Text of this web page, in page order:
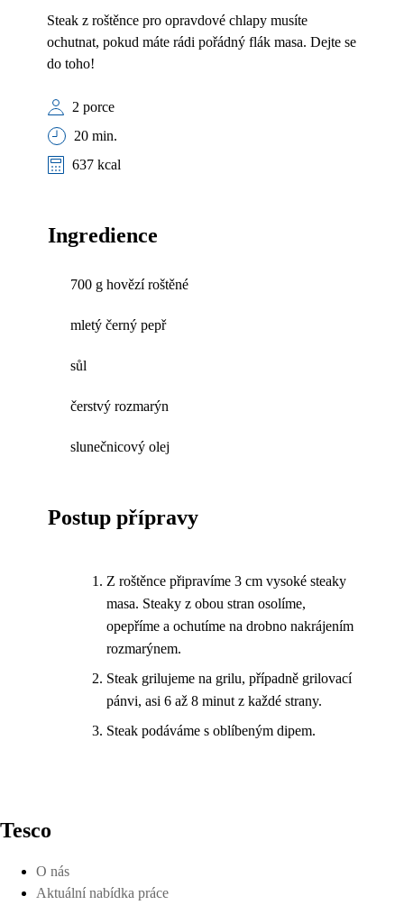
Steak z roštěnce pro opravdové chlapy musíte
ochutnat, pokud máte rádi pořádný flák masa. Dejte se
do toho!
2 porce
20 min.
637 kcal
Ingredience
700 g hovězí roštěné
mletý černý pepř
sůl
čerstvý rozmarýn
slunečnicový olej
Postup přípravy
Z roštěnce připravíme 3 cm vysoké steaky
masa. Steaky z obou stran osolíme,
opepříme a ochutíme na drobno nakrájením
rozmarýnem.
Steak grilujeme na grilu, případně grilovací
pánvi, asi 6 až 8 minut z každé strany.
Steak podáváme s oblíbeným dipem.
Tesco
O nás
Aktuální nabídka práce